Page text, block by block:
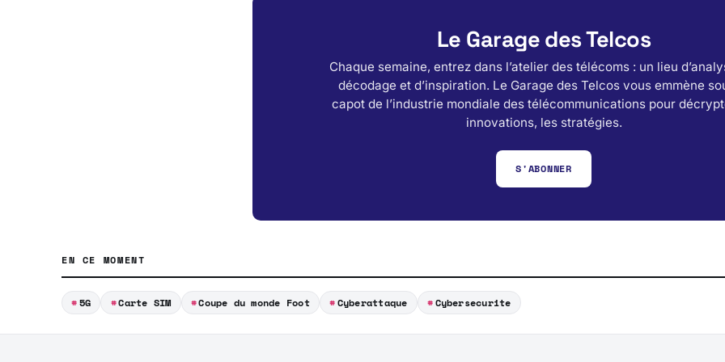
Le Garage des Telcos
Chaque semaine, entrez dans l’atelier des télécoms : un lieu
décodage et d’inspiration. Le Garage des Telcos vous emmène
capot de l’industrie mondiale des télécommunications pour
innovations, les stratégies.
S'ABONNER
EN CE MOMENT
5G Carte SIM Coupe du monde Foot Cyberattaque Cybersecurite